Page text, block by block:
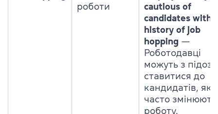
роботи
cautious of
candidates with
history of job
hopping —
Роботодавці
можуть з
ставитися до
кандидатів, які
часто змінюють
роботу.